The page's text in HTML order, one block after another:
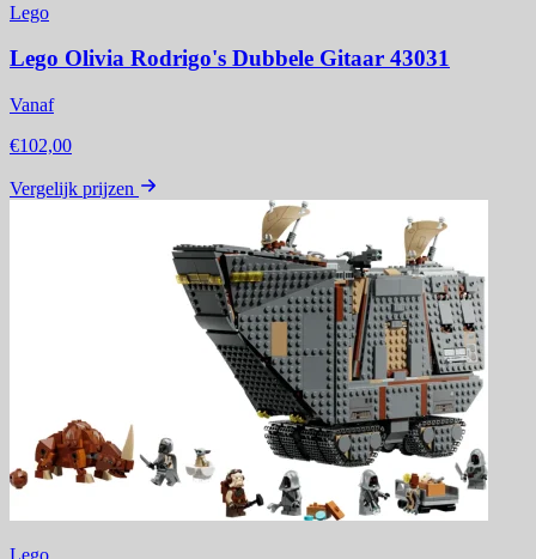
Lego
Lego Olivia Rodrigo's Dubbele Gitaar 43031
Vanaf
€102,00
Vergelijk prijzen